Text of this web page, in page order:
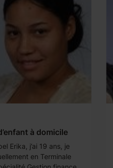
à domicile
Erika, j’ai 19 ans, je
en Terminale